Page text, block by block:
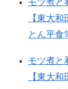
モツ煮と
【東大
とん平食
モツ煮と
【東大